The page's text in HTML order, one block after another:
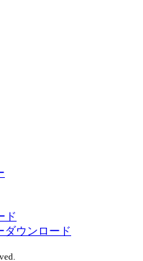
ド
ダウンロード